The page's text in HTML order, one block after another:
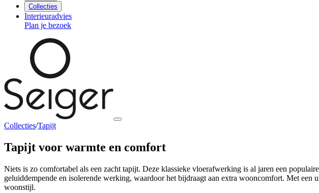
Collecties
Interieuradvies
Plan je bezoek
Collecties/Tapijt
Tapijt voor warmte en comfort
Niets is zo comfortabel als een zacht tapijt. Deze klassieke vloerafwerking is al jaren een
geluiddempende en isolerende werking, waardoor het bijdraagt aan extra wooncomfort. Met
woonstijl.